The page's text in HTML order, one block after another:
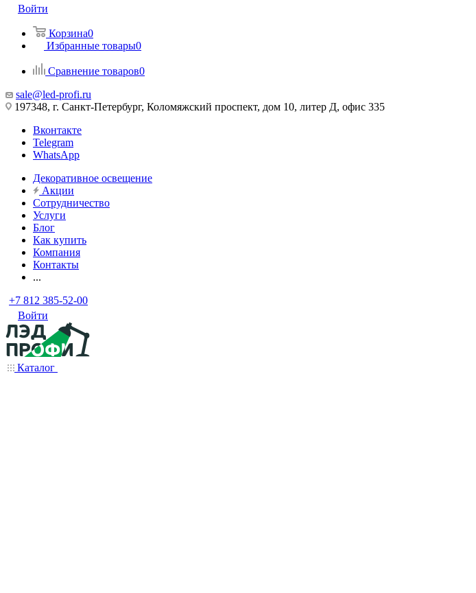
Войти
Корзина0
Избранные товары0
Сравнение товаров0
sale@led-profi.ru
197348, г. Санкт-Петербург, Коломяжский проспект, дом 10, литер Д, офис 335
Вконтакте
Telegram
WhatsApp
Декоративное освещение
Акции
Сотрудничество
Услуги
Блог
Как купить
Компания
Контакты
...
+7 812 385-52-00
Войти
Каталог